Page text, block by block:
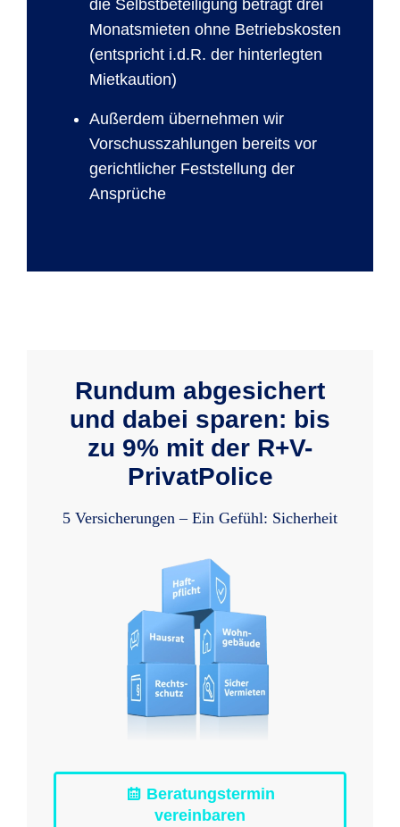
die Selbstbeteiligung beträgt drei
Monatsmieten ohne Betriebskosten
(entspricht i.d.R. der hinterlegten
Mietkaution)
Außerdem übernehmen wir
Vorschusszahlungen bereits vor
gerichtlicher Feststellung der
Ansprüche
Rundum abgesichert
und dabei sparen: bis
zu 9% mit der R+V-
PrivatPolice
5 Versicherungen – Ein Gefühl: Sicherheit
Beratungstermin
vereinbaren